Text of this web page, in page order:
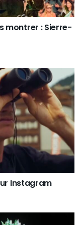
montrer : Sierre-
Instagram